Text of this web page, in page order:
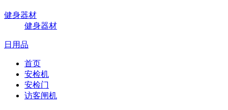
健身器材
健身器材
日用品
首页
安检机
安检门
访客闸机